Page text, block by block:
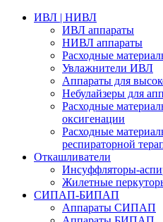
ИВЛ | НИВЛ
ИВЛ аппараты
НИВЛ аппараты
Расходные
Увлажнители ИВЛ
Аппараты для
Небулайзеры для
Расходные
оксигенации
Расходные
респираторной
Откашливатели
Инсуффляторы-
Жилетные
CИПАП-БИПАП
Аппараты СИПАП